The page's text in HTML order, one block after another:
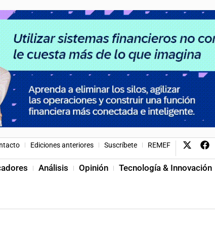
Ediciones anteriores Suscríbete REMEF
Análisis Opinión Tecnología & Innovación